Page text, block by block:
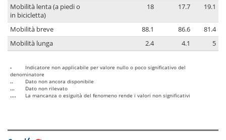
Mobilità lenta (a piedi o
in bicicletta)
18 17.7 19.1
Mobilità breve 88.1 86.6
81.4
Mobilità lunga
2.4 4.1 5
-
Indicatore non applicabile per valore nullo o poco significativo del
denominatore
..
Dato non ancora disponibile
...
Dato non rilevato
....
La mancanza o esiguità del fenomeno rende i valori non significativi